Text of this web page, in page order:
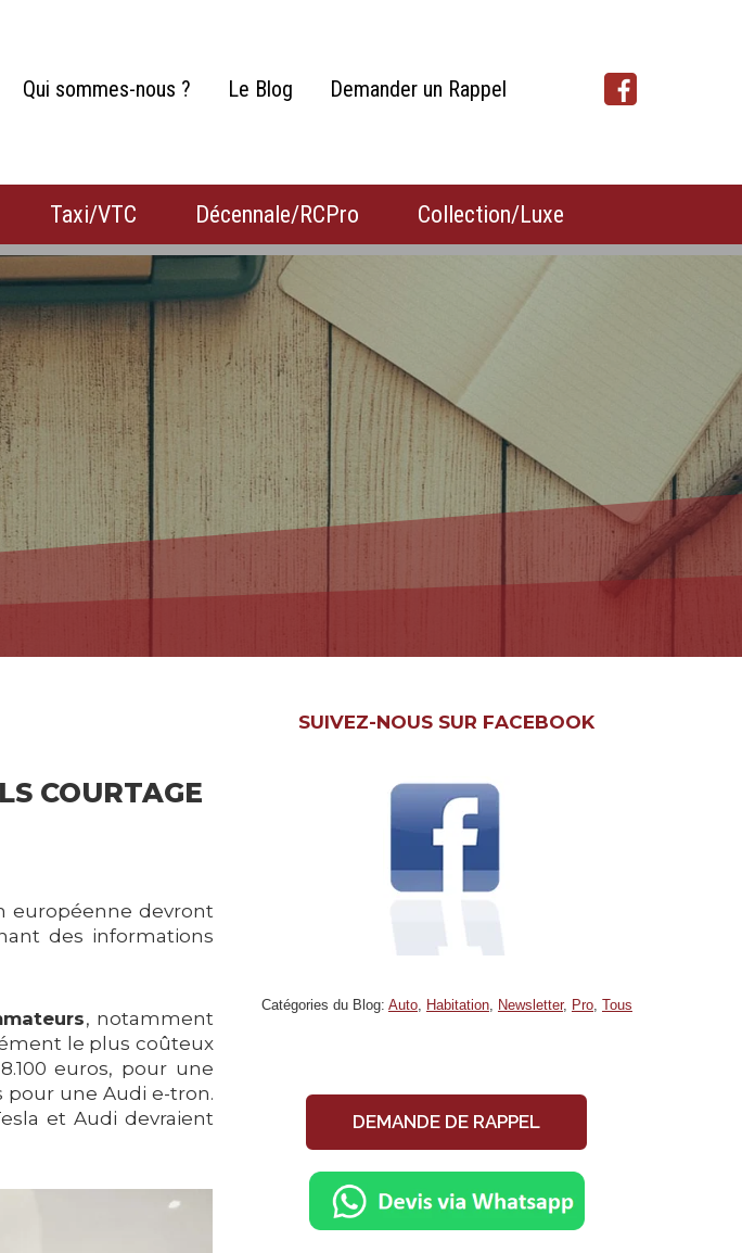
Qui sommes-nous ? Le Blog Demander un Rappel
Taxi/VTC Décennale/RCPro Collection/Luxe
Camping-car
COURTAGE
européenne devront
des informations
, notamment
le plus coûteux
euros, pour une
pour une Audi e-tron.
et Audi devraient
SUIVEZ-NOUS SUR FACEBOOK
Catégories du Blog: Auto, Habitation, Newsletter, Pro, Tous
DEMANDE DE RAPPEL